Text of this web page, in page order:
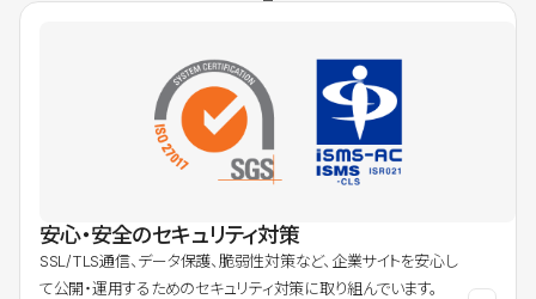
安心・安全のセキュリティ対策
SSL/TLS通信、データ保護、脆弱性対策など、企業サイトを安心し
て公開・運用するためのセキュリティ対策に取り組んでいます。